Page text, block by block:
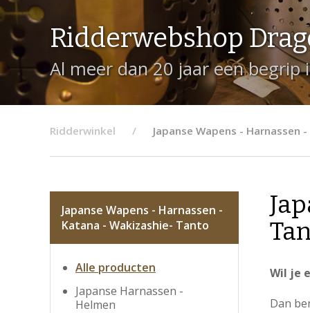
Ridderwebshop
Al meer dan 20 jaar een begrip
Ridderwinkel Japanse Wapens - Harnassen
Japanse Wapens - Harnassen -
Katana - Wakizashie- Tanto
Alle producten
Japanse Harnassen -
Helmen
Wil je
Dan